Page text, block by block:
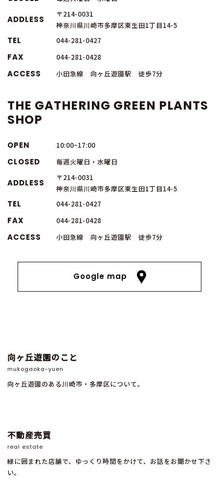
ADDLESS
〒214-0031
神奈川県川崎市多摩区東生田1丁目14-5
TEL 044-281-0427
FAX 044-281-0428
ACCESS 小田急線 向ヶ丘遊園駅 徒歩7分
THE GATHERING GREEN PLANTS
SHOP
OPEN 10:00~17:00
CLOSED 毎週火曜日・水曜日
ADDLESS
〒214-0031
神奈川県川崎市多摩区東生田1丁目14-5
TEL 044-281-0427
FAX 044-281-0428
ACCESS 小田急線 向ヶ丘遊園駅 徒歩7分
Google map
向ヶ丘遊園のこと
mukogaoka-yuen
向ヶ丘遊園のある川崎市・多摩区について。
不動産売買
real estate
緑に囲まれた店舗で、ゆっくり時間をかけて、お話をお聞かせ下さ
い。